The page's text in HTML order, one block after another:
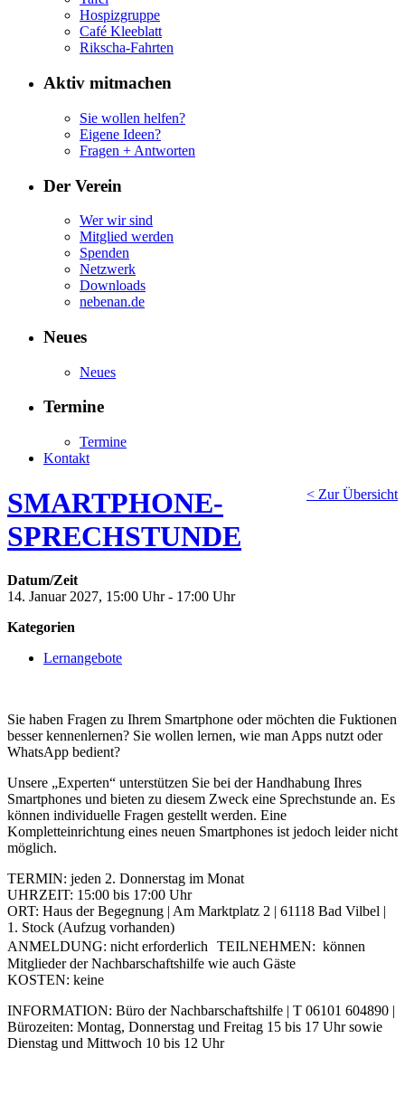
Hospizgruppe
Café Kleeblatt
Rikscha-Fahrten
Aktiv mitmachen
Sie wollen helfen?
Eigene Ideen?
Fragen + Antworten
Der Verein
Wer wir sind
Mitglied werden
Spenden
Netzwerk
Downloads
nebenan.de
Neues
Neues
Termine
Termine
Kontakt
< Zur Übersicht
SMARTPHONE-
SPRECHSTUNDE
Datum/Zeit
14. Januar 2027, 15:00 Uhr - 17:00 Uhr
Kategorien
Lernangebote
Sie haben Fragen zu Ihrem Smartphone oder möchten die Fuktionen
besser kennenlernen? Sie wollen lernen, wie man Apps nutzt oder
WhatsApp bedient?
Unsere „Experten“ unterstützen Sie bei der Handhabung Ihres
Smartphones und bieten zu diesem Zweck eine Sprechstunde an. Es
können individuelle Fragen gestellt werden. Eine
Kompletteinrichtung eines neuen Smartphones ist jedoch leider nicht
möglich.
TERMIN: jeden 2. Donnerstag im Monat
UHRZEIT: 15:00 bis 17:00 Uhr
ORT: Haus der Begegnung | Am Marktplatz 2 | 61118 Bad Vilbel |
1. Stock (Aufzug vorhanden)
ANMELDUNG: nicht erforderlich TEILNEHMEN: können
Mitglieder der Nachbarschaftshilfe wie auch Gäste
KOSTEN: keine
INFORMATION: Büro der Nachbarschaftshilfe | T 06101 604890 |
Bürozeiten: Montag, Donnerstag und Freitag 15 bis 17 Uhr sowie
Dienstag und Mittwoch 10 bis 12 Uhr